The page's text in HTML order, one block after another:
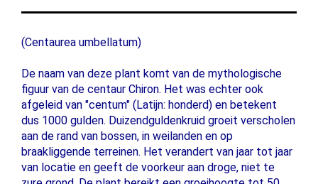
(Centaurea umbellatum)
De naam van deze plant komt van de mythologische
figuur van de centaur Chiron. Het was echter ook
afgeleid van "centum" (Latijn: honderd) en betekent
dus 1000 gulden. Duizendguldenkruid groeit verscholen
aan de rand van bossen, in weilanden en op
braakliggende terreinen. Het verandert van jaar tot jaar
van locatie en geeft de voorkeur aan droge, niet te